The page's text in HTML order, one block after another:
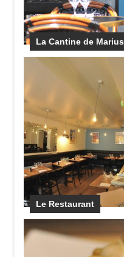
La Cantine de Marius
Le Restaurant